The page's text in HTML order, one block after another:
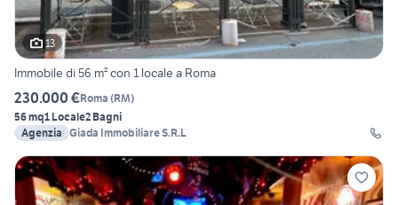
13
Immobile di 56 m² con 1 locale a Roma
230.000 €Roma (RM)
56 mq1 Locale2 Bagni
Agenzia Giada Immobiliare S.R.L